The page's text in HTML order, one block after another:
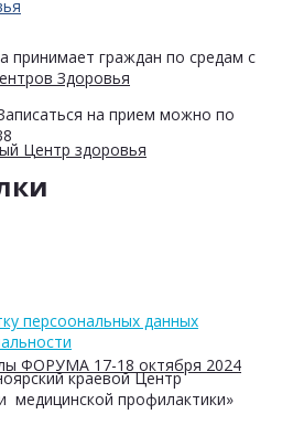
Здоровья
Центр здоровья
ФОРУМА 17-18 октября 2024
принимает граждан по средам с
на прием можно по
персоональных данных
краевой Центр
медицинской профилактики»